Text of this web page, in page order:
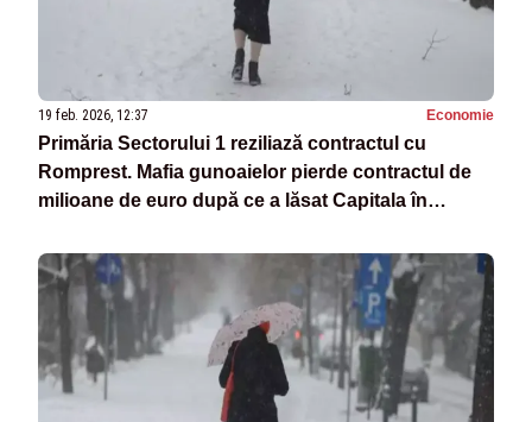
19 feb. 2026, 12:37 Economie
Primăria Sectorului 1 reziliază contractul cu
Romprest. Mafia gunoaielor pierde contractul de
milioane de euro după ce a lăsat Capitala în